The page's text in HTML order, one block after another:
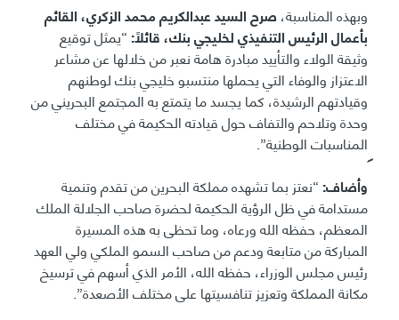
وبهذه المناسبة، صرح السيد عبدالكريم محمد الزكري، القائم
بأعمال الرئيس التنفيذي لخليجي بنك، قائلاً: “يمثل توقيع
وثيقة الولاء والتأييد مبادرة هامة نعبر من خلالها عن مشاعر
الاعتزاز والوفاء التي يحملها منتسبو خليجي بنك لوطنهم
وقيادتهم الرشيدة، كما يجسد ما يتمتع به المجتمع البحريني من
وحدة وتلاحم والتفاف حول قيادته الحكيمة في مختلف
المناسبات الوطنية”.
وأضاف: “نعتز بما تشهده مملكة البحرين من تقدم وتنمية
مستدامة في ظل الرؤية الحكيمة لحضرة صاحب الجلالة الملك
المعظم، حفظه الله ورعاه، وما تحظى به هذه المسيرة
المباركة من متابعة ودعم من صاحب السمو الملكي ولي العهد
رئيس مجلس الوزراء، حفظه الله، الأمر الذي أسهم في ترسيخ
مكانة المملكة وتعزيز تنافسيتها على مختلف الأصعدة”.